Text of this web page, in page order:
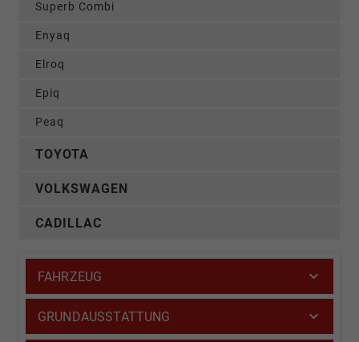
Superb Combi
Enyaq
Elroq
Epiq
Peaq
TOYOTA
VOLKSWAGEN
CADILLAC
FAHRZEUG
GRUNDAUSSTATTUNG